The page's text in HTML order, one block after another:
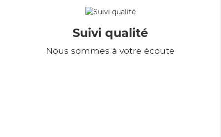
Suivi qualité
Nous sommes à votre écoute